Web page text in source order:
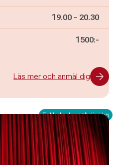
Pågår mellan
19.00 - och
20.30
1500:-
Läs mer och anmäl dig
Fullbokad - ställ dig i kö